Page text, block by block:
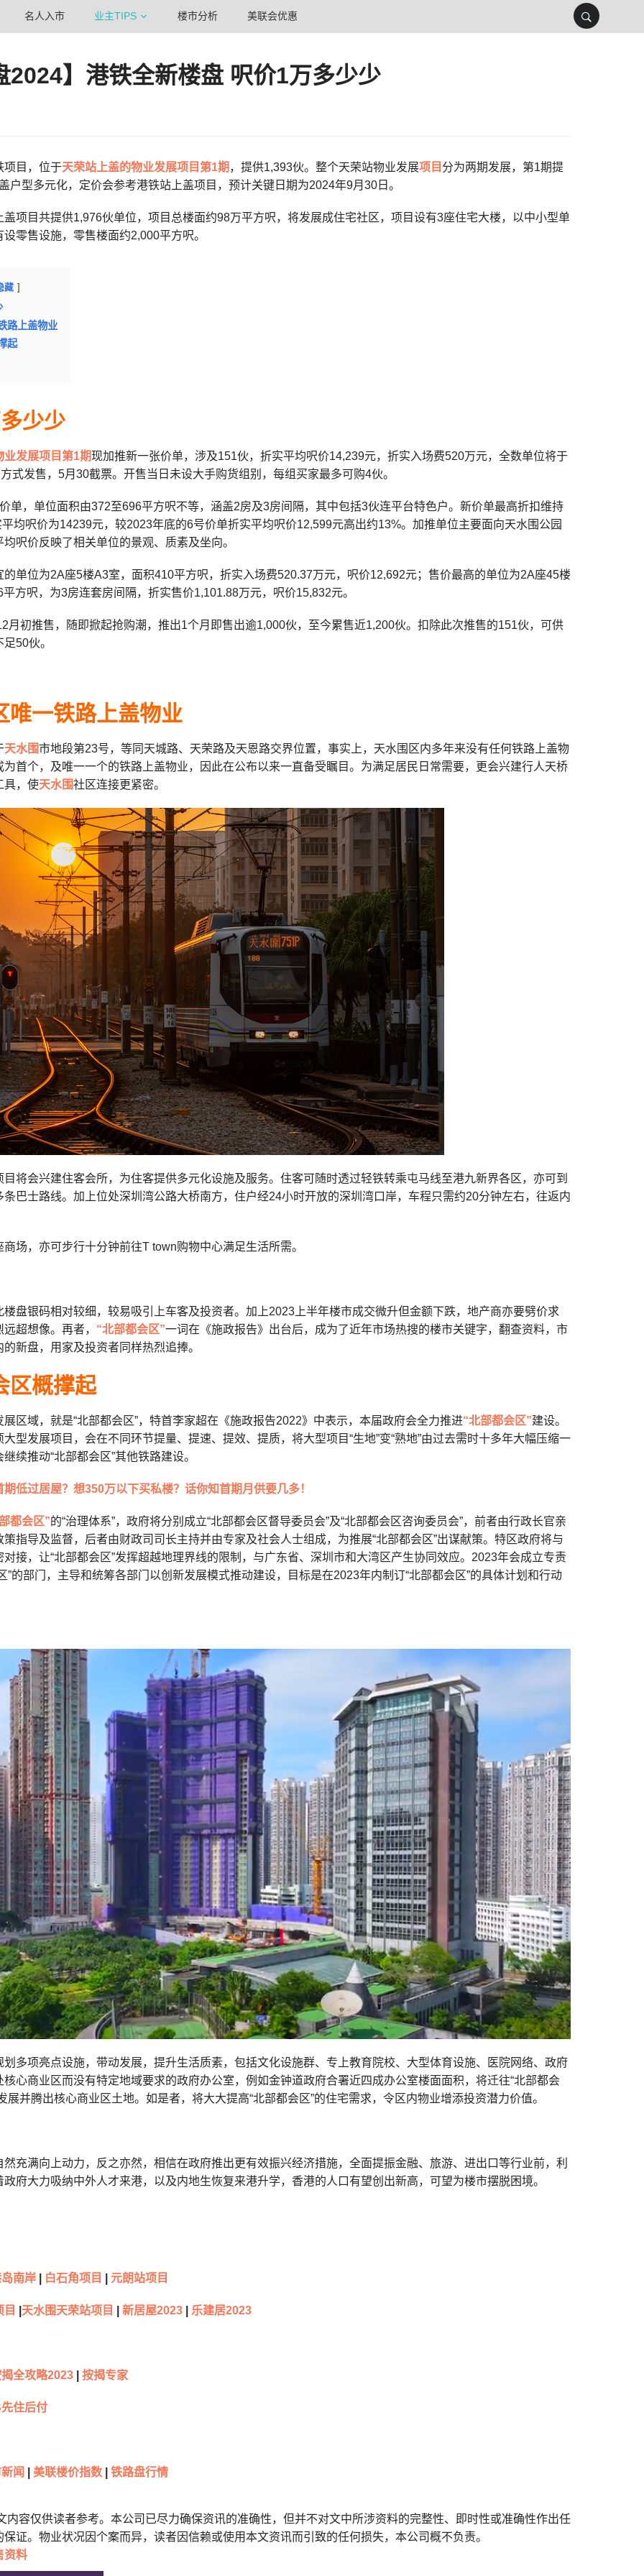
名人入市 业主TIPS 楼市分析 美联会优惠
2024】港铁全新楼盘 呎价1万多少少
项目，位于天荣站上盖的物业发展项目第1期 ，提供1,393伙。整个天荣站物业发展项目 分为两期发展，第1期提
户型多元化，定价会参考港铁站上盖项目，预计关键日期为2024年9月30日。
盖项目共提供1,976伙单位，项目总楼面约98万平方呎，将发展成住宅社区，项目设有3座住宅大楼，以中小型单
零售设施，零售楼面约2,000平方呎。
藏
路上盖物业
起
少少
发展项目第1期现加推新一张价单，涉及151伙，折实平均呎价14,239元，折实入场费520万元，全数单位将于
式发售，5月30截票。开售当日未设大手购货组别，每组买家最多可购4伙。
单，单位面积由372至696平方呎不等，涵盖2房及3房间隔，其中包括3伙连平台特色户。新价单最高折扣维持
均呎价为14239元，较2023年底的6号价单折实平均呎价12,599元高出约13%。加推单位主要面向天水围公园
呎价反映了相关单位的景观、质素及坐向。
的单位为2A座5楼A3室，面积410平方呎，折实入场费520.37万元，呎价12,692元；售价最高的单位为2A座45楼
方呎，为3房连套房间隔，折实售价1,101.88万元，呎价15,832元。
月初推售，随即掀起抢购潮，推出1个月即售出逾1,000伙，至今累售近1,200伙。扣除此次推售的151伙，可供
50伙。
唯一铁路上盖物业
天水围市地段第23号，等同天城路、天荣路及天恩路交界位置，事实上，天水围区内多年来没有任何铁路上盖物
为首个，及唯一一个的铁路上盖物业，因此在公布以来一直备受瞩目。为满足居民日常需要，更会兴建行人天桥
具，使天水围社区连接更紧密。
目将会兴建住客会所，为住客提供多元化设施及服务。住客可随时透过轻铁转乘屯马线至港九新界各区，亦可到
条巴士路线。加上位处深圳湾公路大桥南方，住户经24小时开放的深圳湾口岸，车程只需约20分钟左右，往返内
场，亦可步行十分钟前往T town购物中心满足生活所需。
楼盘银码相对较细，较易吸引上车客及投资者。加上2023上半年楼市成交微升但金额下跌，地产商亦要劈价求
超想像。再者， “北部都会区”一词在《施政报告》出台后，成为了近年市场热搜的楼市关键字，翻查资料，市
新盘，用家及投资者同样热烈追捧。
区概撑起
区域，就是“北部都会区”，特首李家超在《施政报告2022》中表示，本届政府会全力推进“北部都会区”建设。
型发展项目，会在不同环节提量、提速、提效、提质，将大型项目“生地”变“熟地”由过去需时十多年大幅压缩一
续推动“北部都会区”其他铁路建设。
低过居屋？想350万以下买私楼？话你知首期月供要几多！
都会区”的“治理体系”，政府将分别成立“北部都会区督导委员会”及“北部都会区咨询委员会”，前者由行政长官亲
指导及监督，后者由财政司司长主持并由专家及社会人士组成，为推展“北部都会区”出谋献策。特区政府将与
接，让“北部都会区”发挥超越地理界线的限制，与广东省、深圳市和大湾区产生协同效应。2023年会成立专责
”的部门，主导和统筹各部门以创新发展模式推动建设，目标是在2023年内制订“北部都会区”的具体计划和行动
划多项亮点设施，带动发展，提升生活质素，包括文化设施群、专上教育院校、大型体育设施、医院网络、政府
核心商业区而没有特定地域要求的政府办公室，例如金钟道政府合署近四成办公室楼面面积，将迁往“北部都会
展并腾出核心商业区土地。如是者，将大大提高“北部都会区”的住宅需求，令区内物业增添投资潜力价值。
然充满向上动力，反之亦然，相信在政府推出更有效振兴经济措施，全面提振金融、旅游、进出口等行业前，利
府大力吸纳中外人才来港，以及内地生恢复来港升学，香港的人口有望创出新高，可望为楼市摆脱困境。
南岸 白石角项目 元朗站项目
天水围天荣站项目 新居屋2023 乐建居2023
全攻略2023 按揭专家
住后付
闻 美联楼价指数 铁路盘行情
内容仅供读者参考。本公司已尽力确保资讯的准确性，但并不对文中所涉资料的完整性、即时性或准确性作出任
证。物业状况因个案而异，读者因信赖或使用本文资讯而引致的任何损失，本公司概不负责。
资料